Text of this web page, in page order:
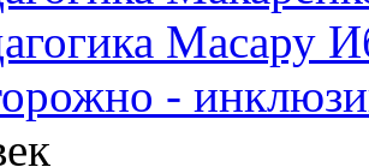
Масару
-